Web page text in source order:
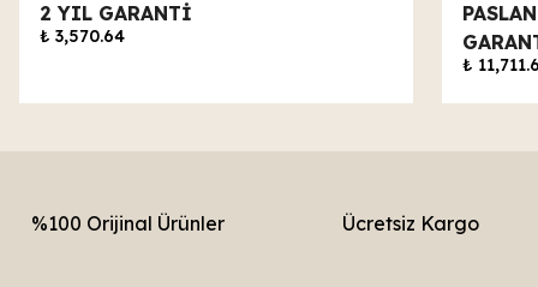
2 YIL GARANTİ
₺ 3,570.64
₺
%100 Orijinal Ürünler Ücretsiz Kargo